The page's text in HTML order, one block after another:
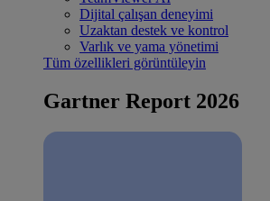
Dijital çalışan deneyimi
Uzaktan destek ve kontrol
Varlık ve yama yönetimi
Tüm özellikleri görüntüleyin
Gartner Report 2026